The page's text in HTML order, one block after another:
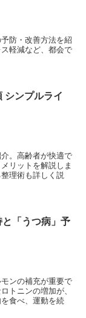
防・改善方法を紹
軽減など、都会で
シンプルライ
。高齢者が快適で
リットを解説しま
理術も詳しく説
「うつ病」予
ンの補充が重要で
トニンの増加が、
食べ、運動を続